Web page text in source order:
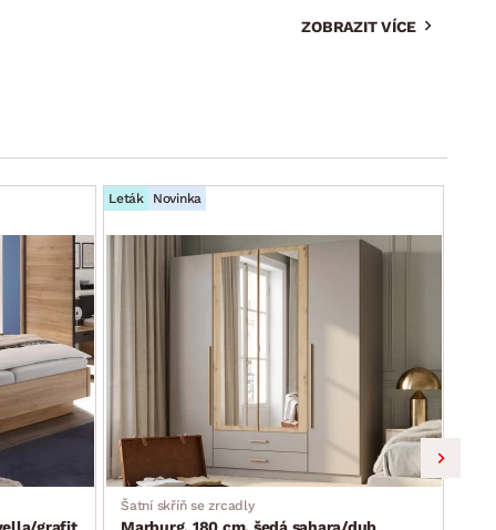
ZOBRAZIT VÍCE
Leták Novinka
Šatní skříň se zrcadly